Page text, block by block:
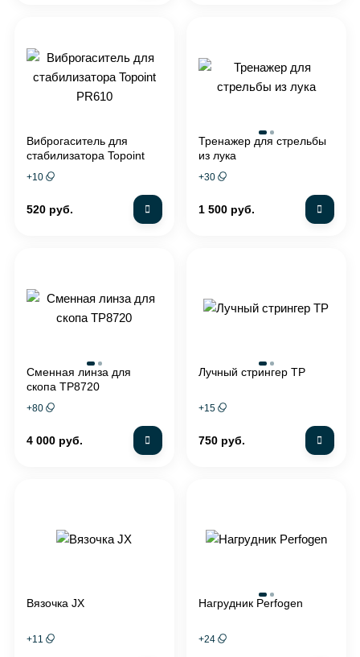
Виброгаситель для
стабилизатора Topoint
PR610
+10
520 руб.
Тренажер для стрельбы
из лука
+30
1 500 руб.
Сменная линза для
скопа TP8720
+80
4 000 руб.
Лучный стрингер TP
+15
750 руб.
Вязочка JX
+11
Нагрудник Perfogen
+24